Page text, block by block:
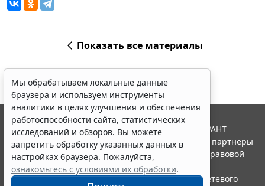
Показать все материалы
Мы обрабатываем локальные данные
браузера и используем инструменты
аналитики в целях улучшения и обеспечения
работоспособности сайта, статистических
исследований и обзоров. Вы можете
запретить обработку указанных данных в
настройках браузера. Пожалуйста,
ознакомьтесь с условиями их обработки.
© ООО "НПП "ГАРАНТ-СЕРВИС", 2026. Система ГАРАНТ
выпускается с 1990 года. Компания "Гарант" и ее партнеры
являются участниками Российской ассоциации правовой
информации ГАРАНТ.
Портал ГАРАНТ.РУ зарегистрирован в качестве сетевого